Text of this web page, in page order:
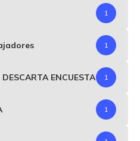
1
1
ENCUESTA 1
1